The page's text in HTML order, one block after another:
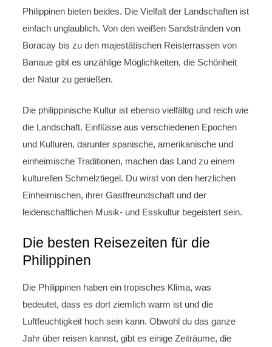
Philippinen bieten beides. Die Vielfalt der Landschaften ist
einfach unglaublich. Von den weißen Sandstränden von
Boracay bis zu den majestätischen Reisterrassen von
Banaue gibt es unzählige Möglichkeiten, die Schönheit
der Natur zu genießen.
Die philippinische Kultur ist ebenso vielfältig und reich wie
die Landschaft. Einflüsse aus verschiedenen Epochen
und Kulturen, darunter spanische, amerikanische und
einheimische Traditionen, machen das Land zu einem
kulturellen Schmelztiegel. Du wirst von den herzlichen
Einheimischen, ihrer Gastfreundschaft und der
leidenschaftlichen Musik- und Esskultur begeistert sein.
Die besten Reisezeiten für die
Philippinen
Die Philippinen haben ein tropisches Klima, was
bedeutet, dass es dort ziemlich warm ist und die
Luftfeuchtigkeit hoch sein kann. Obwohl du das ganze
Jahr über reisen kannst, gibt es einige Zeiträume, die